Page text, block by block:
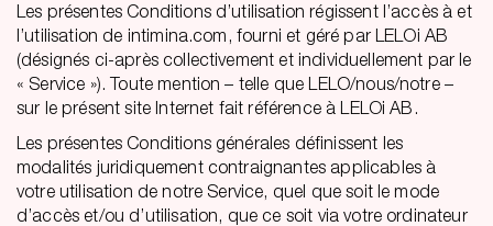
Les présentes Conditions d’utilisation régissent l’accès à et
l’utilisation de intimina.com, fourni et géré par LELOi AB
(désignés ci-après collectivement et individuellement par le
« Service »). Toute mention – telle que LELO/nous/notre –
sur le présent site Internet fait référence à LELOi AB.
Les présentes Conditions générales définissent les
modalités juridiquement contraignantes applicables à
votre utilisation de notre Service, quel que soit le mode
d’accès et/ou d’utilisation, que ce soit via votre ordinateur